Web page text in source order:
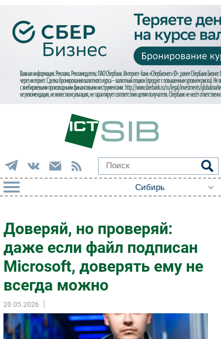
Импорто­замещение
Автоматизация Промышленности
Интернет
Мобильная связь
Фиксированная связь
Интеграция
Рынок ПК
Маркетинг
Доверяй, но проверяй:
даже если файл подписан
Microsoft, доверять ему не
всегда можно
20.05.2026